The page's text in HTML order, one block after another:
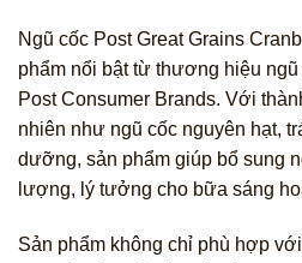
Ngũ cốc Post Great Grains
phẩm nổi bật từ thương hiệu
Post Consumer Brands. Với
nhiên như ngũ cốc nguyên hạt,
dưỡng, sản phẩm giúp bổ sung
lượng, lý tưởng cho bữa sáng
Sản phẩm không chỉ phù hợp